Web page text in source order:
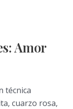
Amor
técnica
cuarzo rosa,